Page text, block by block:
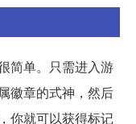
简单。只需进入游
徽章的式神，然后
你就可以获得标记